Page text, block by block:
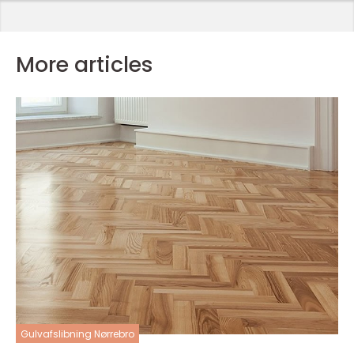
More articles
Gulvafslibning Nørrebro